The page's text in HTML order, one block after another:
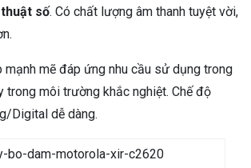
số. Có chất lượng âm thanh tuyệt vời,
mạnh mẽ đáp ứng nhu cầu sử dụng trong
trong môi trường khắc nghiệt. Chế độ
Digital dễ dàng.